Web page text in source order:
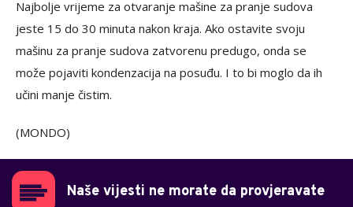
Najbolje vrijeme za otvaranje mašine za pranje sudova
jeste 15 do 30 minuta nakon kraja. Ako ostavite svoju
mašinu za pranje sudova zatvorenu predugo, onda se
može pojaviti kondenzacija na posuđu. I to bi moglo da ih
učini manje čistim.
(MONDO)
Naše vijesti ne morate da provjeravate